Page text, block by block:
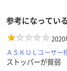
参考になってい
2020
ＡＳＫＵＬユーザー
ストッパーが貧弱